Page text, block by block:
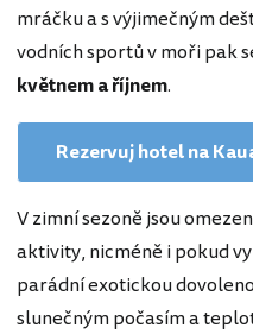
mráčku a s výjimečným
vodních sportů v moři pak
květnem a říjnem.
Rezervuj hotel na
V zimní sezoně jsou
aktivity, nicméně i pokud
parádní exotickou
slunečným počasím a